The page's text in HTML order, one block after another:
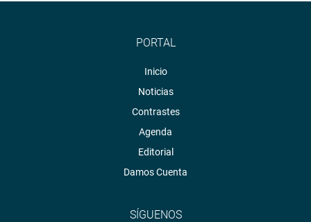
PORTAL
Inicio
Noticias
Contrastes
Agenda
Editorial
Damos Cuenta
SÍGUENOS